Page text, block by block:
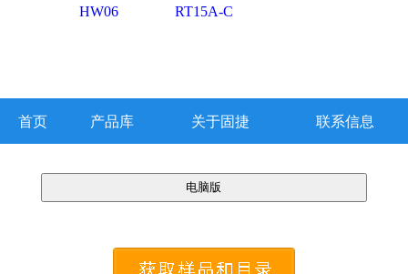
HW06 RT15A-C
首页 产品库 关于固捷 联系信息